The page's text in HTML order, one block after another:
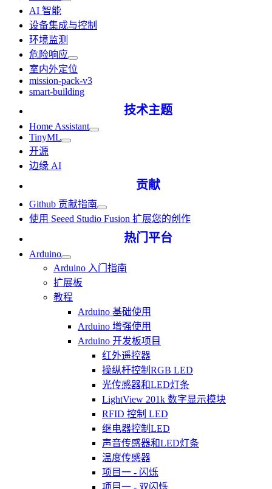
AI 智能
设备集成与控制
环境监测
危险响应
室内外定位
mission-pack-v3
smart-building
技术主题
Home Assistant
TinyML
开源
边缘 AI
贡献
Github 贡献指南
使用 Seeed Studio Fusion 扩展您的创作
热门平台
Arduino
Arduino 入门指南
扩展板
教程
Arduino 基础使用
Arduino 增强使用
Arduino 开发板项目
红外遥控器
操纵杆控制RGB LED
光传感器和LED灯条
LightView 201k 数字显示模块
RFID 控制 LED
继电器控制LED
声音传感器和LED灯条
温度传感器
项目一 - 闪烁